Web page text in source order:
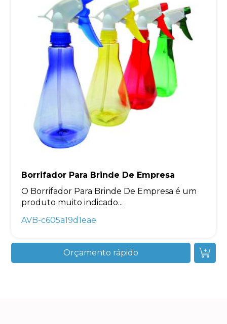
Borrifador Para Brinde De Empresa
O Borrifador Para Brinde De Empresa é um
produto muito indicado...
AVB-c605a19d1eae
Orçamento rápido